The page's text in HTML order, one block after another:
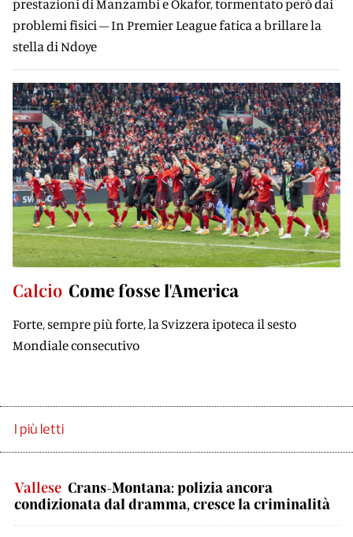
prestazioni di Manzambi e Okafor, tormentato però dai
problemi fisici – In Premier League fatica a brillare la
stella di Ndoye
Calcio Come fosse l'America
Forte, sempre più forte, la Svizzera ipoteca il sesto
Mondiale consecutivo
I più letti
Vallese Crans-Montana: polizia ancora
condizionata dal dramma, cresce la criminalità